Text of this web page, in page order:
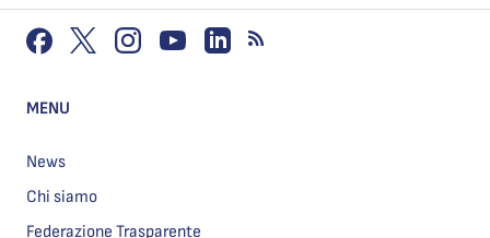
MENU
News
Chi siamo
Federazione Trasparente